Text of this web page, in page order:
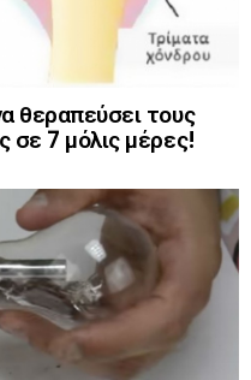
θεραπεύσει τους
σε 7 μόλις μέρες!